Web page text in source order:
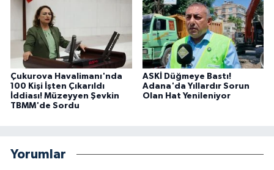
Çukurova Havalimanı'nda
100 Kişi İşten Çıkarıldı
İddiası! Müzeyyen Şevkin
TBMM'de Sordu
ASKİ Düğmeye Bastı!
Adana'da Yıllardır Sorun
Olan Hat Yenileniyor
Yorumlar